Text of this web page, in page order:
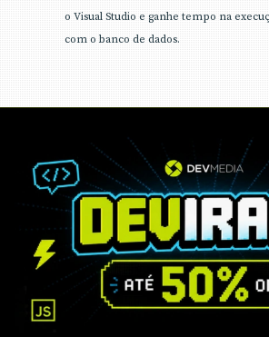
o Visual Studio e ganhe tempo na
com o banco de dados.